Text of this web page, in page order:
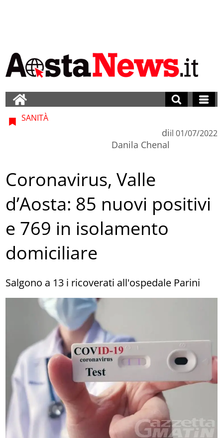
SANITÀ
di
Danila Chenal
il 01/07/2022
Coronavirus, Valle
d’Aosta: 85 nuovi positivi
e 769 in isolamento
domiciliare
Salgono a 13 i ricoverati all'ospedale Parini